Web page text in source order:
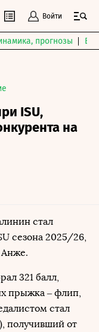
Войти
прогнозы
ISU,
на
стал
сезона 2025/26,
321 балл,
прыжка – флип,
стал
получивший от